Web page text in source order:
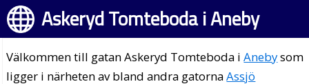
Askeryd Tomteboda i Aneby
Välkommen till gatan Askeryd Tomteboda iAnebysom
ligger i närheten av bland andra gatornaAssjö